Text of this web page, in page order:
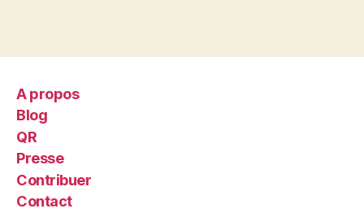
A propos
Blog
QR
Presse
Contribuer
Contact